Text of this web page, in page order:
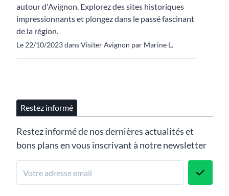
autour d'Avignon. Explorez des sites historiques
impressionnants et plongez dans le passé fascinant
de la région.
Le 22/10/2023 dans Visiter Avignon par Marine L.
Restez informé
Restez informé de nos dernières actualités et
bons plans en vous inscrivant à notre newsletter